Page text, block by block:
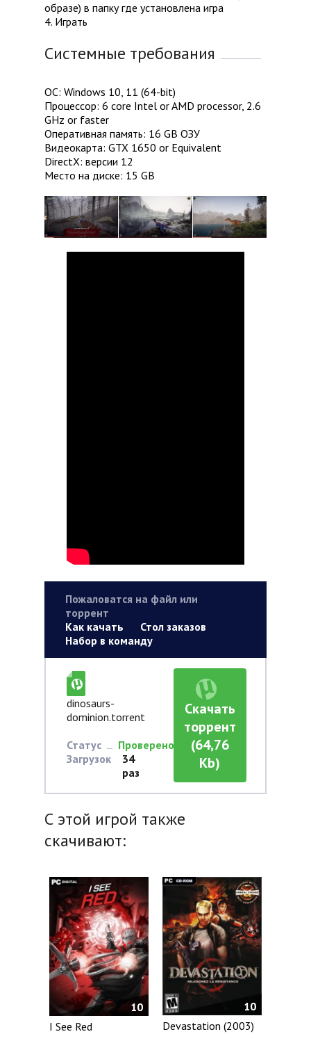
образе) в папку где установлена игра
4. Играть
Системные требования
ОС: Windows 10, 11 (64-bit)
Процессор: 6 core Intel or AMD processor, 2.6
GHz or faster
Оперативная память: 16 GB ОЗУ
Видеокарта: GTX 1650 or Equivalent
DirectX: версии 12
Место на диске: 15 GB
Пожаловатся на файл или
торрент
Как качать
Стол заказов
Набор в команду
dinosaurs-
dominion.torrent
Статус
Проверено
Загрузок
34
раз
Скачать
торрент
(64,76
Kb)
С этой игрой также
скачивают:
10
I See Red
10
Devastation (2003)